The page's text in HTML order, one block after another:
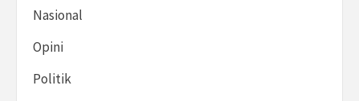
Nasional
Opini
Politik